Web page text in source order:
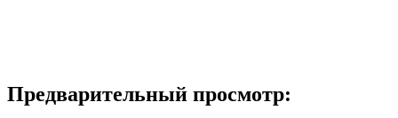
Предварительный просмотр: